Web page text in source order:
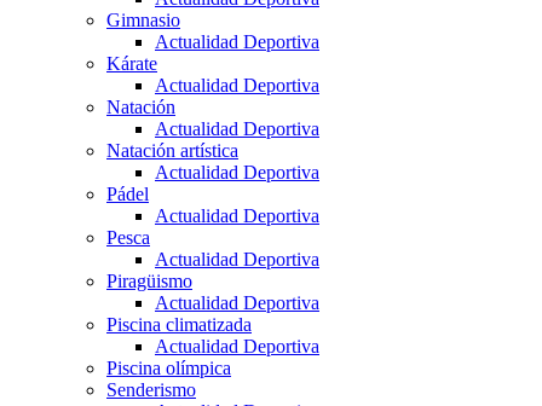
Gimnasio
Actualidad Deportiva
Kárate
Actualidad Deportiva
Natación
Actualidad Deportiva
Natación artística
Actualidad Deportiva
Pádel
Actualidad Deportiva
Pesca
Actualidad Deportiva
Piragüismo
Actualidad Deportiva
Piscina climatizada
Actualidad Deportiva
Piscina olímpica
Senderismo